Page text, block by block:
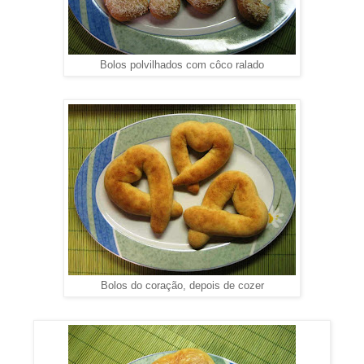
Bolos polvilhados com côco ralado
Bolos do coração, depois de cozer